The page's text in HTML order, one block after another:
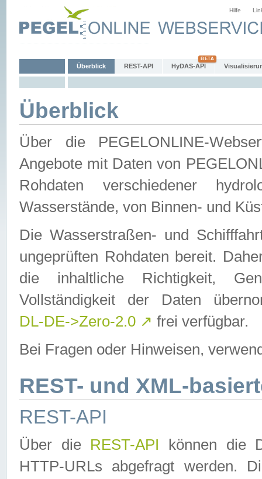
Hilfe
Überblick REST-API HyDAS-API
Überblick
Über die PEGELONLINE-
Angebote mit Daten von
Rohdaten verschiedener
Wasserstände, von Binnen- und
Die Wasserstraßen- und
ungeprüften Rohdaten bereit.
die inhaltliche Richtigkeit,
Vollständigkeit der Daten
DL-DE->Zero-2.0 ↗ frei verfügbar.
Bei Fragen oder Hinweisen,
REST- und XML-
REST-API
Über die REST-API können die
HTTP-URLs abgefragt werden.